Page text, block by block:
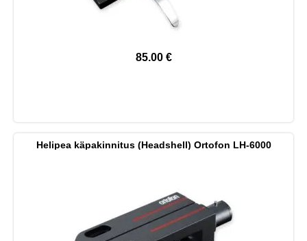
85.00 €
Helipea käpakinnitus (Headshell) Ortofon LH-6000